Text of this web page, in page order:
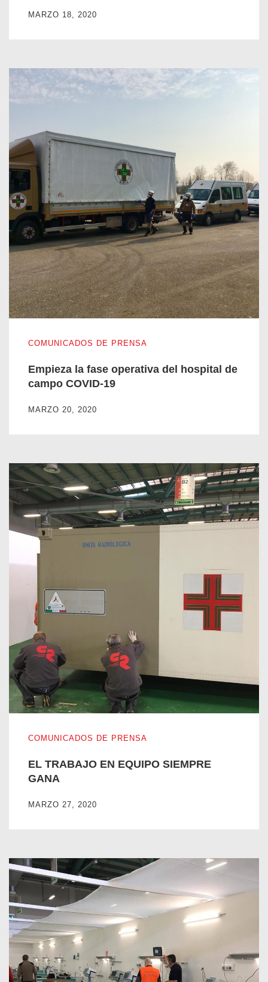
MARZO 18, 2020
COMUNICADOS DE PRENSA
Empieza la fase operativa del hospital de
campo COVID-19
MARZO 20, 2020
COMUNICADOS DE PRENSA
EL TRABAJO EN EQUIPO SIEMPRE
GANA
MARZO 27, 2020